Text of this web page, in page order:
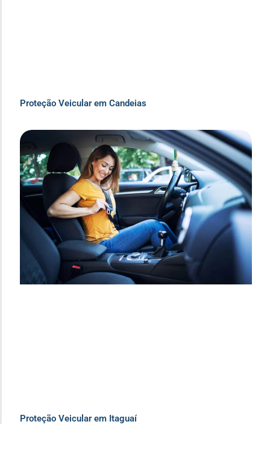
Proteção Veicular em Candeias
Proteção Veicular em Itaguaí